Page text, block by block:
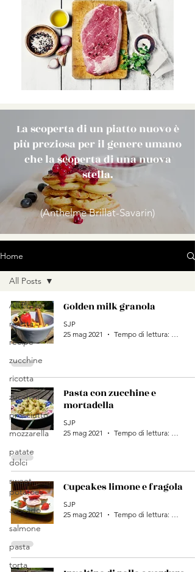
Home
All Posts
ricetta
recipe
zucchine
ricotta
zucchini
prosciutto
mozzarella
patate
dolci
sweet
potatoes
avocado
salmone
pasta
torta
All Posts
Golden milk granola
SJP
25 mag 2021
Tempo di lettura: 1 min
Pasta con zucchine e
mortadella
SJP
25 mag 2021
Tempo di lettura: 1 min
Cupcakes limone e fragola
SJP
25 mag 2021
Tempo di lettura: 2 min
La scoperta di un piatto nuovo è
più preziosa per il genere umano
che la scoperta di una nuova
stella.
(Anthelme Brillat-Savarin)